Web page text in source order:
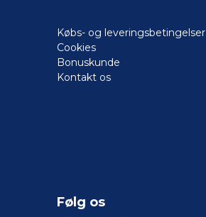
Købs- og leveringsbetingelser
Cookies
Bonuskunde
Kontakt os
Følg os